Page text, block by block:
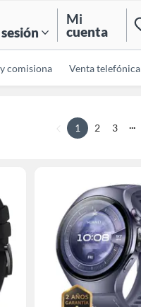
Mi
cuenta
comisiona Venta telefónica
1 2 3 ...